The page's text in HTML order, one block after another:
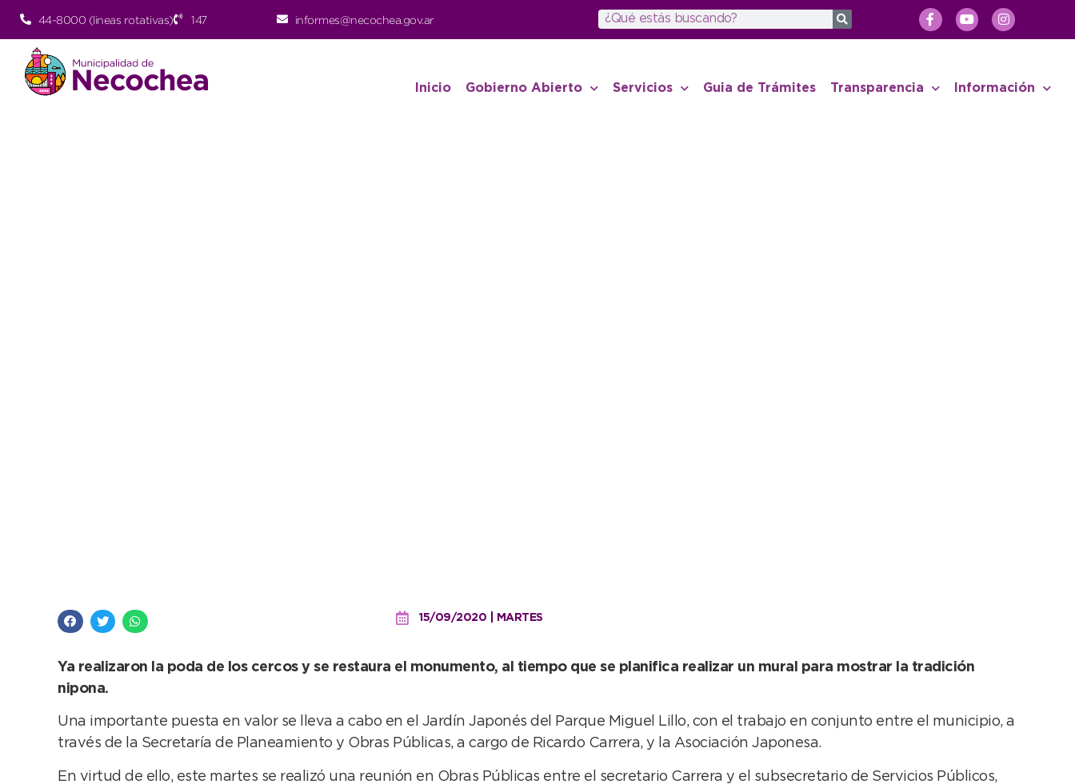
44-8000 (lineas rotativas) 147 informes@necochea.gov.ar
Inicio Gobierno Abierto Servicios Guia de Trámites Transparencia Información
15/09/2020 | MARTES
Ya realizaron la poda de los cercos y se restaura el monumento, al tiempo que se planifica realizar un mural para mostrar la tradición
nipona.
Una importante puesta en valor se lleva a cabo en el Jardín Japonés del Parque Miguel Lillo, con el trabajo en conjunto entre el municipio, a
través de la Secretaría de Planeamiento y Obras Públicas, a cargo de Ricardo Carrera, y la Asociación Japonesa.
En virtud de ello, este martes se realizó una reunión en Obras Públicas entre el secretario Carrera y el subsecretario de Servicios Públicos,